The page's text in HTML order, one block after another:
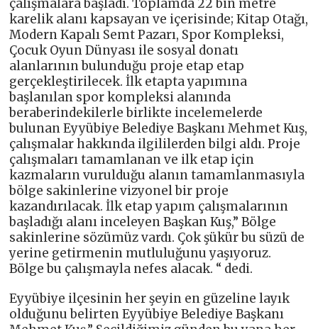
çalışmalara başladı. Toplamda 22 bin metre
karelik alanı kapsayan ve içerisinde; Kitap Otağı,
Modern Kapalı Semt Pazarı, Spor Kompleksi,
Çocuk Oyun Dünyası ile sosyal donatı
alanlarının bulunduğu proje etap etap
gerçekleştirilecek. İlk etapta yapımına
başlanılan spor kompleksi alanında
beraberindekilerle birlikte incelemelerde
bulunan Eyyübiye Belediye Başkanı Mehmet Kuş,
çalışmalar hakkında ilgililerden bilgi aldı. Proje
çalışmaları tamamlanan ve ilk etap için
kazmaların vurulduğu alanın tamamlanmasıyla
bölge sakinlerine vizyonel bir proje
kazandırılacak. İlk etap yapım çalışmalarının
başladığı alanı inceleyen Başkan Kuş,” Bölge
sakinlerine sözümüz vardı. Çok şükür bu süzü de
yerine getirmenin mutluluğunu yaşıyoruz.
Bölge bu çalışmayla nefes alacak. “ dedi.
Eyyübiye ilçesinin her şeyin en güzeline layık
olduğunu belirten Eyyübiye Belediye Başkanı